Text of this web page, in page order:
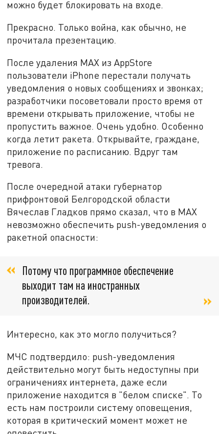
можно будет блокировать на входе.
Прекрасно. Только война, как обычно, не
прочитала презентацию.
После удаления MAX из AppStore
пользователи iPhone перестали получать
уведомления о новых сообщениях и звонках;
разработчики посоветовали просто время от
времени открывать приложение, чтобы не
пропустить важное. Очень удобно. Особенно
когда летит ракета. Открывайте, граждане,
приложение по расписанию. Вдруг там
тревога.
После очередной атаки губернатор
прифронтовой Белгородской области
Вячеслав Гладков прямо сказал, что в MАХ
невозможно обеспечить push-уведомления о
ракетной опасности:
Потому что программное обеспечение
выходит там на иностранных
производителей.
Интересно, как это могло получиться?
МЧС подтвердило: push-уведомления
действительно могут быть недоступны при
ограничениях интернета, даже если
приложение находится в "белом списке". То
есть нам построили систему оповещения,
которая в критический момент может не